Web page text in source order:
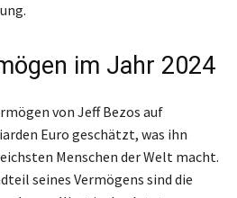
im Jahr 2024
von Jeff Bezos auf
Euro geschätzt, was ihn
Menschen der Welt macht.
seines Vermögens sind die